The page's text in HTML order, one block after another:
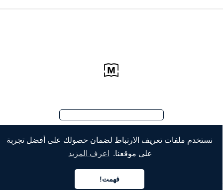
نستخدم ملفات تعريف الارتباط لضمان حصولك على أفضل تجربة
على موقعنا.
اعرف المزيد
فهمت!
العربية